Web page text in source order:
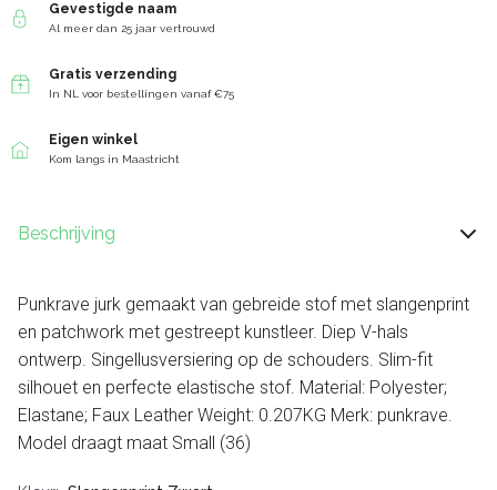
Gevestigde naam
Al meer dan 25 jaar vertrouwd
Gratis verzending
In NL voor bestellingen vanaf €75
Eigen winkel
Kom langs in Maastricht
Beschrijving
Punkrave jurk gemaakt van gebreide stof met slangenprint
en patchwork met gestreept kunstleer. Diep V-hals
ontwerp. Singellusversiering op de schouders. Slim-fit
silhouet en perfecte elastische stof. Material: Polyester;
Elastane; Faux Leather Weight: 0.207KG Merk: punkrave.
Model draagt maat Small (36)